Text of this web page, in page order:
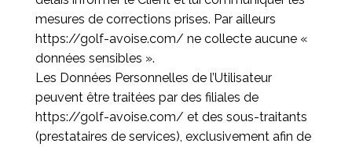
mesures de corrections prises. Par ailleurs
https://golf-avoise.com/ ne collecte aucune «
données sensibles ».
Les Données Personnelles de l’Utilisateur
peuvent être traitées par des filiales de
https://golf-avoise.com/ et des sous-traitants
(prestataires de services), exclusivement afin de